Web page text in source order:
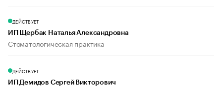
ДЕЙСТВУЕТ
ИП Щербак Наталья Александровна
Стоматологическая практика
ДЕЙСТВУЕТ
ИП Демидов Сергей Викторович